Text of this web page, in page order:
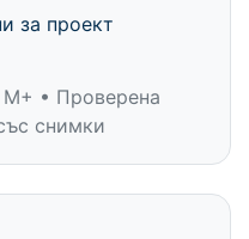
за проект
• Проверена
снимки